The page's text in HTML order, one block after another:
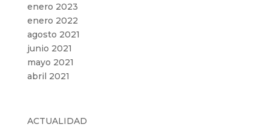
enero 2023
enero 2022
agosto 2021
junio 2021
mayo 2021
abril 2021
ACTUALIDAD